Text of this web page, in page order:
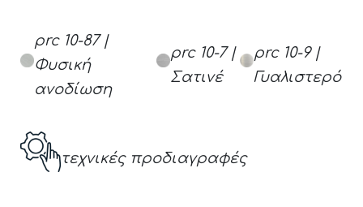
prc 10-87 |
Φυσική
ανοδίωση
prc 10-7 |
Σατινέ
prc 10-9 |
Γυαλιστερό
τεχνικές προδιαγραφές